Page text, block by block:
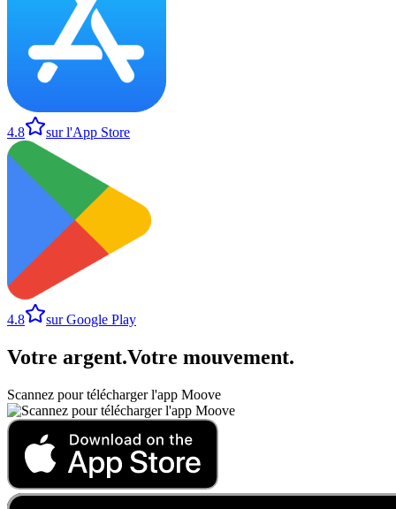
4.8 sur l'App Store
4.8 sur Google Play
Votre argent.Votre mouvement.
Scannez pour télécharger l'app Moove